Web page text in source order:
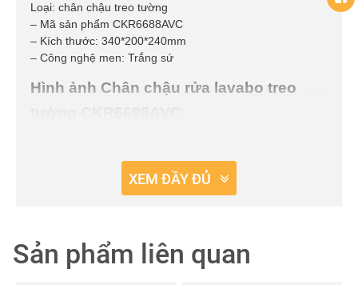
Loại: chân chậu treo tường
– Mã sản phẩm CKR6688AVC
– Kích thước: 340*200*240mm
– Công nghệ men: Trắng sứ
Hình ảnh Chân chậu rửa lavabo treo
XEM ĐẦY ĐỦ
Sản phẩm liên quan